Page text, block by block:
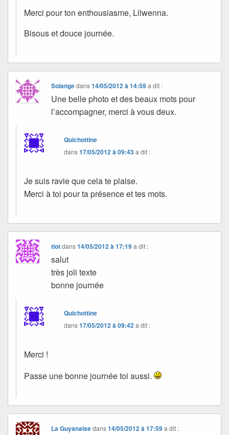
Merci pour ton enthousiasme, Lilwenna.
Bisous et douce journée.
Solangedans14/05/2012 à 14:59 a dit :
Une belle photo et des beaux mots pour
l’accompagner, merci à vous deux.
Quichottine
dans17/05/2012 à 09:43a dit :
Je suis ravie que cela te plaise.
Merci à toi pour ta présence et tes mots.
tiotdans14/05/2012 à 17:19 a dit :
salut
très joli texte
bonne journée
Quichottine
dans17/05/2012 à 09:42a dit :
Merci !
Passe une bonne journée toi aussi.
La Guyanaisedans14/05/2012 à 17:59 a dit :